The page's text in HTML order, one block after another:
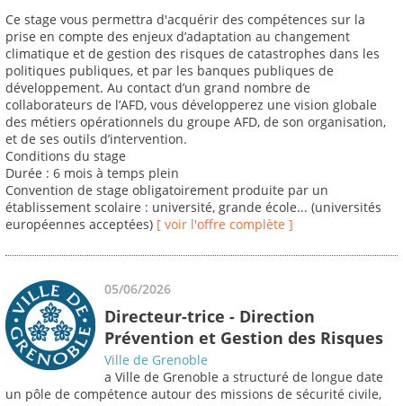
Ce stage vous permettra d'acquérir des compétences sur la
prise en compte des enjeux d’adaptation au changement
climatique et de gestion des risques de catastrophes dans les
politiques publiques, et par les banques publiques de
développement. Au contact d’un grand nombre de
collaborateurs de l’AFD, vous développerez une vision globale
des métiers opérationnels du groupe AFD, de son organisation,
et de ses outils d’intervention.
Conditions du stage
Durée : 6 mois à temps plein
Convention de stage obligatoirement produite par un
établissement scolaire : université, grande école... (universités
européennes acceptées) [ voir l'offre complète ]
05/06/2026
Directeur-trice - Direction
Prévention et Gestion des Risques
Ville de Grenoble
a Ville de Grenoble a structuré de longue date
un pôle de compétence autour des missions de sécurité civile,